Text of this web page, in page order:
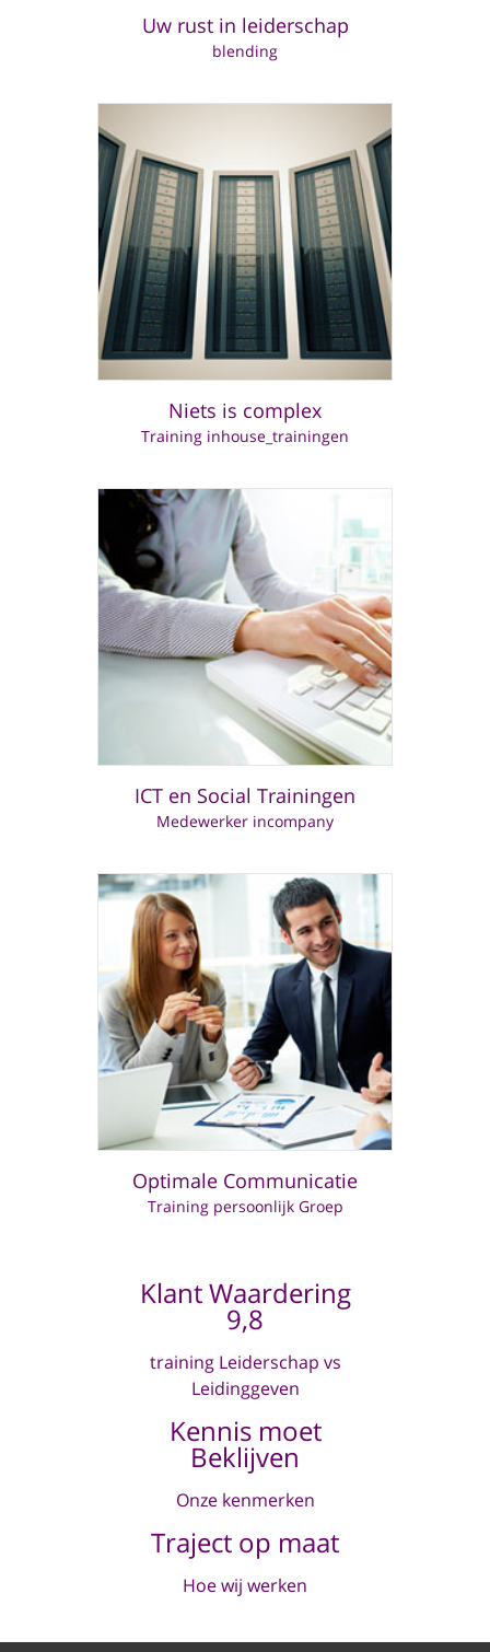
Uw rust in leiderschap
blending
Niets is complex
Training inhouse_trainingen
ICT en Social Trainingen
Medewerker incompany
Optimale Communicatie
Training persoonlijk Groep
Klant Waardering
9,8
training Leiderschap vs
Leidinggeven
Kennis moet
Beklijven
Onze kenmerken
Traject op maat
Hoe wij werken